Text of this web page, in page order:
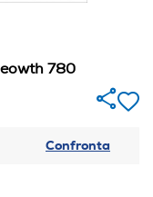
780
Confronta